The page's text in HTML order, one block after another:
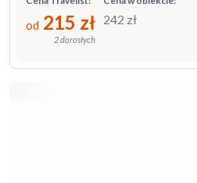
242 zł
od 215 zł
2 dorosłych